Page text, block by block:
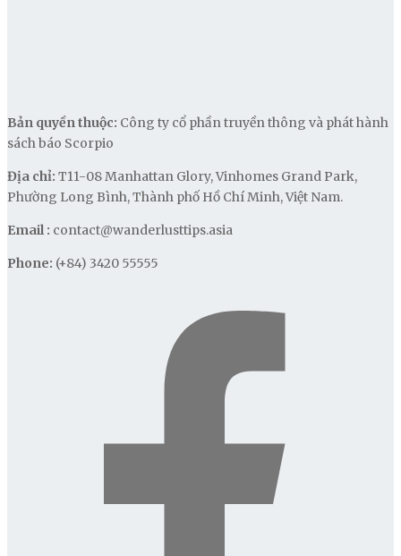
Bản quyền thuộc: Công ty cổ phần truyền thông và phát hành
sách báo Scorpio
Địa chỉ: T11-08 Manhattan Glory, Vinhomes Grand Park,
Phường Long Bình, Thành phố Hồ Chí Minh, Việt Nam.
Email : contact@wanderlusttips.asia
Phone: (+84) 3420 55555